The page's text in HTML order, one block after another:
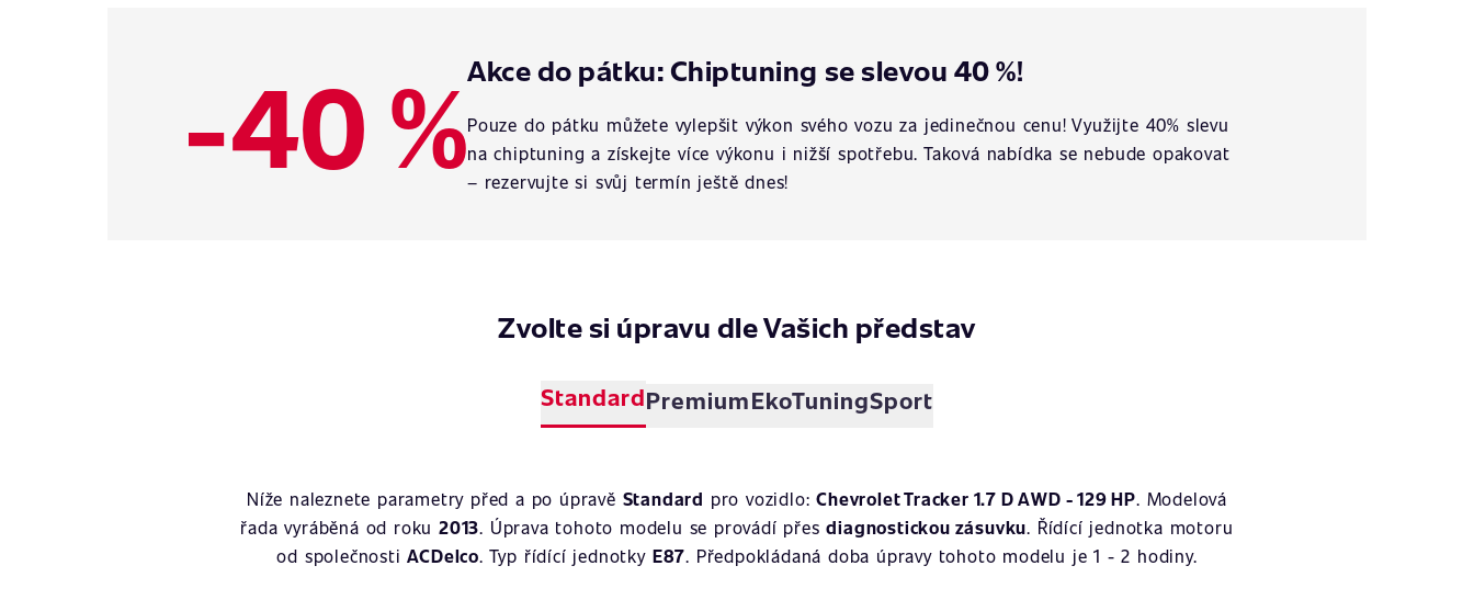
-40 %Akce do pátku: Chiptuning se slevou 40 %!
Pouze do pátku můžete vylepšit výkon svého vozu za jedinečnou cenu! Využijte 40% slevu
na chiptuning a získejte více výkonu i nižší spotřebu. Taková nabídka se nebude opakovat
– rezervujte si svůj termín ještě dnes!
Zvolte si úpravu dle Vašich představ
StandardPremiumEkoTuningSport
Níže naleznete parametry před a po úpravě Standard pro vozidlo:Chevrolet Tracker 1.7 D AWD - 129 HP. Modelová
řada vyráběná od roku2013. Úprava tohoto modelu se provádí přesdiagnostickou zásuvku. Řídící jednotka motoru
od společnostiACDelco. Typ řídící jednotky E87. Předpokládaná doba úpravy tohoto modelu je 1 - 2 hodiny.